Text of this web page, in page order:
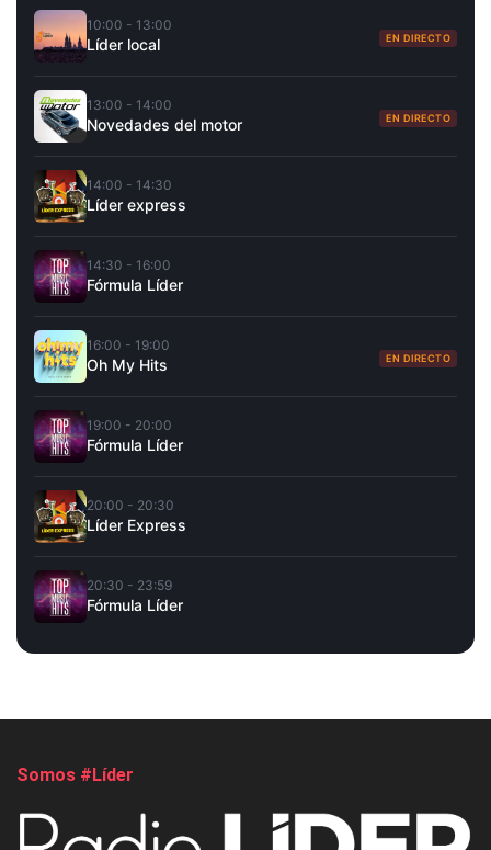
10:00 - 13:00
Líder local EN DIRECTO
13:00 - 14:00
Novedades del motor EN DIRECTO
14:00 - 14:30
Líder express
14:30 - 16:00
Fórmula Líder
16:00 - 19:00
Oh My Hits EN DIRECTO
19:00 - 20:00
Fórmula Líder
20:00 - 20:30
Líder Express
20:30 - 23:59
Fórmula Líder
Somos #Líder